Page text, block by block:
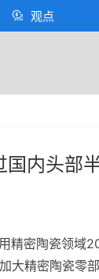
观点
内头部
精密陶瓷领域
大精密陶瓷零